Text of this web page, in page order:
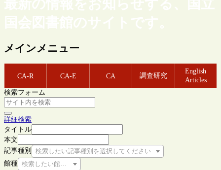
最新の情報をお知らせする、国立
国会図書館のサイトです。
メインメニュー
CA-R CA-E CA 調査研究
English
Articles
検索フォーム
詳細検索
タイトル
本文
記事種別
検索したい記事種別を選択してください
館種 検索したい館種を選択してください